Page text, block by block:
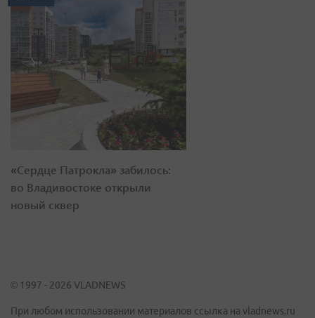
«Сердце Патрокла» забилось:
во Владивостоке открыли
новый сквер
© 1997 - 2026 VLADNEWS
При любом использовании материалов ссылка на vladnews.ru